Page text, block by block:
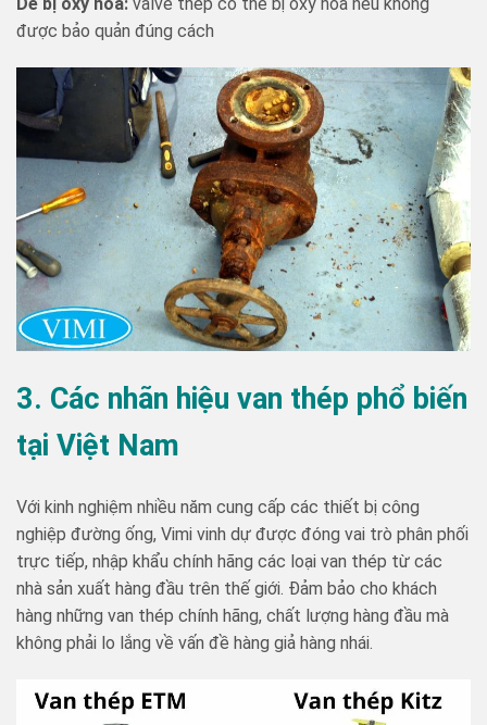
được bảo quản đúng cách
3. Các nhãn hiệu van thép phổ biến
tại Việt Nam
Với kinh nghiệm nhiều năm cung cấp các thiết bị công
nghiệp đường ống, Vimi vinh dự được đóng vai trò phân phối
trực tiếp, nhập khẩu chính hãng các loại van thép từ các
nhà sản xuất hàng đầu trên thế giới. Đảm bảo cho khách
hàng những van thép chính hãng, chất lượng hàng đầu mà
không phải lo lắng về vấn đề hàng giả hàng nhái.